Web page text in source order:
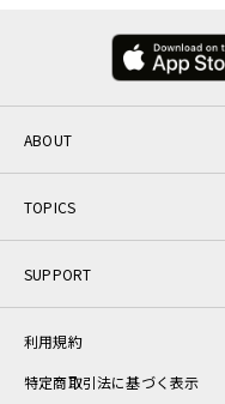
ABOUT
TOPICS
SUPPORT
利用規約
特定商取引法に基づく表示